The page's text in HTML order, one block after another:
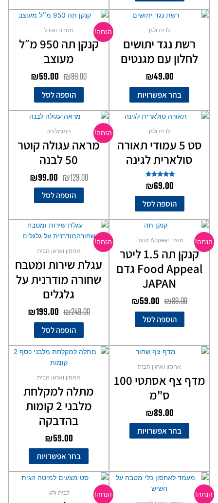
לבית ולגן
רשת נגד יתושים
לחלון עם מגנטים
₪49.00
בחר אפשרויות
מספר
סוגים.
את
האפשרויות
בעמוד
הנחה! מטבח ואוכל
קנקן תה 950 מ״ל
מעוצב
₪89.00
המחיר
המקורי
היה:
₪89.00.
₪59.00
המחיר
הוא:
₪59.00.
הוספה לסל
לבית ולגן
סט 5 עמודי תאורה
סולארית לגינה
דורג
4.67
₪69.00
הוספה לסל
הנחה! המומלצים
מראה עגולה קוטר
50 לבנה
₪129.00
המחיר
המקורי
היה:
₪129.00.
₪99.00
המחיר
₪99.00.
הוספה לסל
הנחה! מוצרי Food Appeal
קנקן תה 1.5 ליטר
Food Appeal גדם
JAPAN
₪89.00
המחיר
המקורי
היה:
₪89.00.
₪59.00
המחיר
הנוכחי
₪59.00.
הוספה לסל
הנחה!
אחסון וארגון הבית
עגלת שירות ומטבח
שחורה מודרנית על
גלגלים
₪249.00
המחיר
המקורי
היה:
₪249.00.
₪199.00
המחיר
הנוכחי
הוספה לסל
אחסון וארגון הבית
מדף צף אסתטי 100
ס"מ
₪89.00
בחר אפשרויות
מספר
את
האפשרויות
אחסון וארגון הבית
מתלה למקלחת
מלבני 2 קומות
בהדבקה
₪59.00
בחר אפשרויות
למוצר
סוגים.
ניתן
בעמוד
הנחה!
המחיר
המקורי
היה:
המחיר
הנוכחיהנחה! לבית ולגן
המחיר
המקורי
המחיר
למוצר